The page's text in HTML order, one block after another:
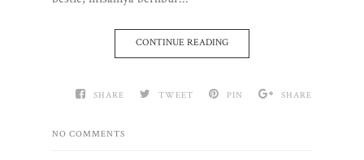
CONTINUE READING
SHARE TWEET PIN SHARE
NO COMMENTS